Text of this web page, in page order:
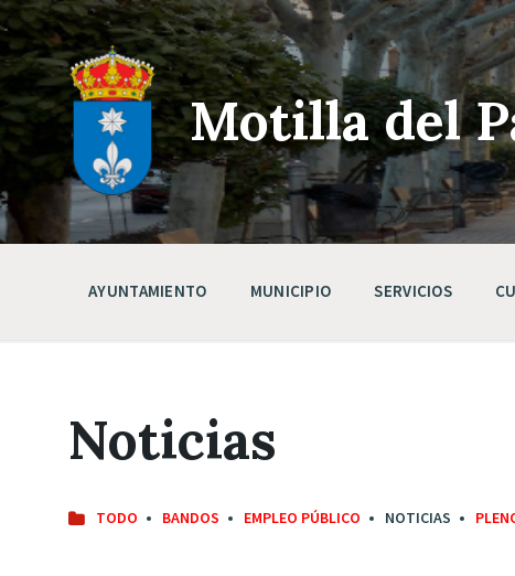
Skip
to
content
Saltar
a
la
navegación
principal
Saltar
a
pie
de
página
Motilla del
AYUNTAMIENTO MUNICIPIO SERVICIOS
Noticias
TODO BANDOS EMPLEO PÚBLICO NOTICIAS